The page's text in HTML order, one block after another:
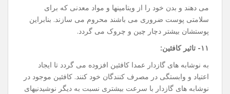
می دهند و بدن خود را از ویتامینها و مواد معدنی که برای
سلامتی پوست ضروری می باشند محروم می سازند. بنابراین
پوستشان بیشتر دچار چین و چروک می گردد.
۱۱- تاثیر کافئین:
به نوشابه های گازدار عمدا کافئین افزوده می گردد تا ایجاد
اعتیاد و وابستگی در مصرف کنندگان خود کنند. کافئین موجود در
نوشابه های گازدار با سرعت بیشتری نسبت به دیگر نوشیدنیهای